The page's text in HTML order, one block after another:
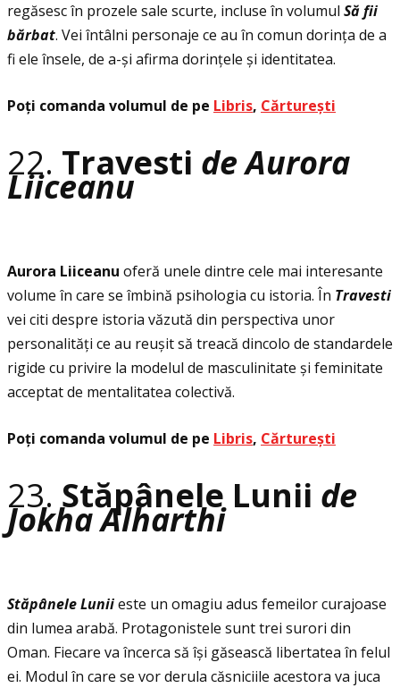
regăsesc în prozele sale scurte, incluse în volumul Săfii
bărbat. Vei întâlni personaje ce au în comun dorinţa de a
fi ele însele, de a-și afirma dorinţele și identitatea.
Poţi comanda volumul de pe Libris, Cărturești
22. Travesti de Aurora
Liiceanu
Aurora Liiceanu oferă unele dintre cele mai interesante
volume în care se îmbină psihologia cu istoria. În Travesti
vei citi despre istoria văzută din perspectiva unor
personalităţi ce au reușit să treacă dincolo de standardele
rigide cu privire la modelul de masculinitate și feminitate
acceptat de mentalitatea colectivă.
Poţi comanda volumul de pe Libris, Cărturești
23.Stăpânele Lunii de
Jokha Alharthi
Stăpânele Luniieste un omagiu adus femeilor curajoase
din lumea arabă. Protagonistele sunt trei surori din
Oman. Fiecare va încerca să își găsească libertatea în felul
ei. Modul în care se vor derula căsniciile acestora va juca